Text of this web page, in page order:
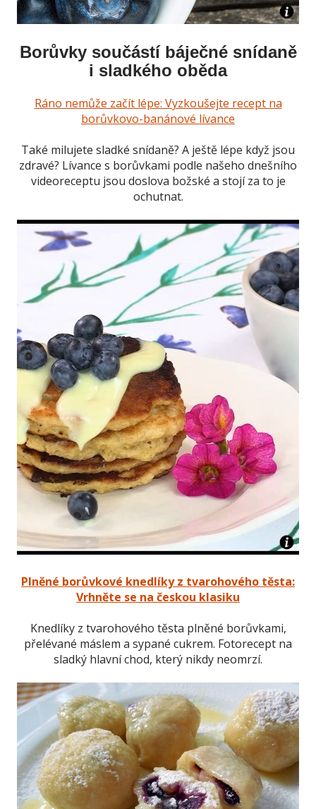
Borůvky součástí báječné snídaně
i sladkého oběda
Ráno nemůže začít lépe: Vyzkoušejte recept na
borůvkovo-banánové lívance
Také milujete sladké snídaně? A ještě lépe když jsou
zdravé? Lívance s borůvkami podle našeho dnešního
videoreceptu jsou doslova božské a stojí za to je
ochutnat.
Plněné borůvkové knedlíky z tvarohového těsta:
Vrhněte se na českou klasiku
Knedlíky z tvarohového těsta plněné borůvkami,
přelévané máslem a sypané cukrem. Fotorecept na
sladký hlavní chod, který nikdy neomrzí.